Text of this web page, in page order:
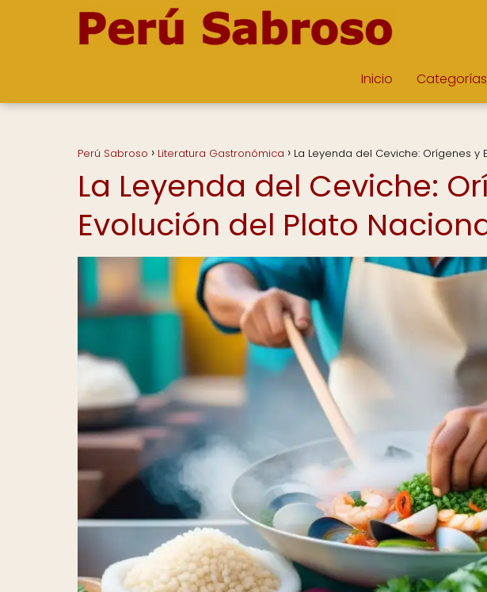
Inicio Categorías
Perú Sabroso Literatura Gastronómica La Leyenda del Ceviche: Orígenes y
La Leyenda del Ceviche:
Evolución del Plato